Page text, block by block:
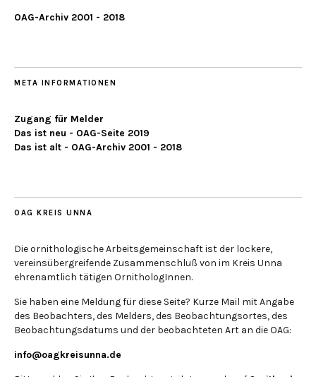
OAG-Archiv 2001 - 2018
META INFORMATIONEN
Zugang für Melder
Das ist neu - OAG-Seite 2019
Das ist alt - OAG-Archiv 2001 - 2018
OAG KREIS UNNA
Die ornithologische Arbeitsgemeinschaft ist der lockere,
vereinsübergreifende Zusammenschluß von im Kreis Unna
ehrenamtlich tätigen OrnithologInnen.
Sie haben eine Meldung für diese Seite? Kurze Mail mit Angabe
des Beobachters, des Melders, des Beobachtungsortes, des
Beobachtungsdatums und der beobachteten Art an die OAG:
info@oagkreisunna.de